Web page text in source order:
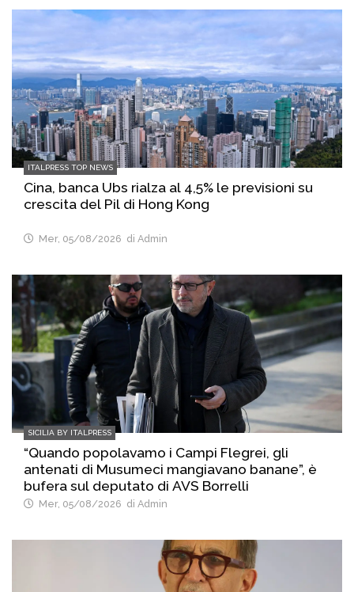
ITALPRESS TOP NEWS
Cina, banca Ubs rialza al 4,5% le previsioni su
crescita del Pil di Hong Kong
Mer, 05/08/2026 di Admin
SICILIA BY ITALPRESS
“Quando popolavamo i Campi Flegrei, gli
antenati di Musumeci mangiavano banane”, è
bufera sul deputato di AVS Borrelli
Mer, 05/08/2026 di Admin